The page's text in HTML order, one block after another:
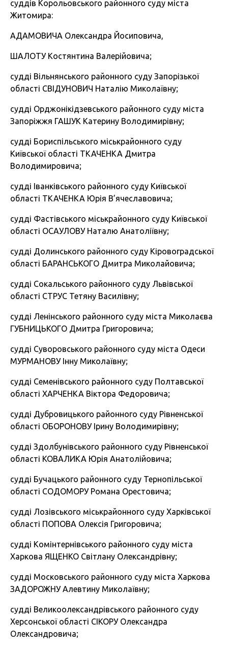
суддів Корольовського районного суду міста
Житомира:
АДАМОВИЧА Олександра Йосиповича,
ШАЛОТУ Костянтина Валерійовича;
судді Вільнянського районного суду Запорізької
області СВІДУНОВИЧ Наталію Миколаївну;
судді Орджонікідзевського районного суду міста
Запоріжжя ГАШУК Катерину Володимирівну;
судді Бориспільського міськрайонного суду
Київської області ТКАЧЕНКА Дмитра
Володимировича;
судді Іванківського районного суду Київської
області ТКАЧЕНКА Юрія В’ячеславовича;
судді Фастівського міськрайонного суду Київської
області ОСАУЛОВУ Наталю Анатоліївну;
судді Долинського районного суду Кіровоградської
області БАРАНСЬКОГО Дмитра Миколайовича;
судді Сокальського районного суду Львівської
області СТРУС Тетяну Василівну;
судді Ленінського районного суду міста Миколаєва
ГУБНИЦЬКОГО Дмитра Григоровича;
судді Суворовського районного суду міста Одеси
МУРМАНОВУ Інну Миколаївну;
судді Семенівського районного суду Полтавської
області ХАРЧЕНКА Віктора Федоровича;
судді Дубровицького районного суду Рівненської
області ОБОРОНОВУ Ірину Володимирівну;
судді Здолбунівського районного суду Рівненської
області КОВАЛИКА Юрія Анатолійовича;
судді Бучацького районного суду Тернопільської
області СОДОМОРУ Романа Орестовича;
судді Лозівського міськрайонного суду Харківської
області ПОПОВА Олексія Григоровича;
судді Комінтернівського районного суду міста
Харкова ЯЩЕНКО Світлану Олександрівну;
судді Московського районного суду міста Харкова
ЗАДОРОЖНУ Алевтину Миколаївну;
судді Великоолександрівського районного суду
Херсонської області СІКОРУ Олександра
Олександровича;